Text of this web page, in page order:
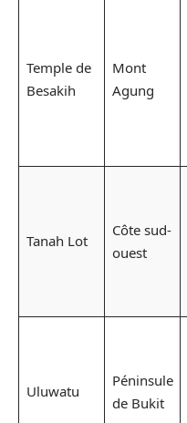
Temple de
Besakih
Mont
Agung
Tanah Lot
Côte sud-
ouest
Uluwatu
Péninsule
de Bukit